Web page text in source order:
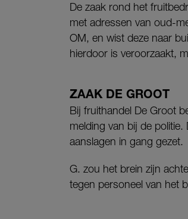
De zaak rond het
met adressen van oud-
OM, en wist deze naar
hierdoor is veroorzaakt,
ZAAK DE GROOT
Bij fruithandel De Groot
melding van bij de
aanslagen in gang gezet.
G. zou het brein zijn
tegen personeel van het